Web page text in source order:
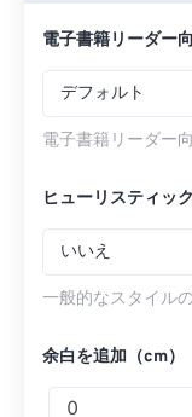
電子書籍リーダー
デフォルト
電子書籍リーダー
ヒューリスティッ
いいえ
一般的なスタイル
余白を追加（cm）